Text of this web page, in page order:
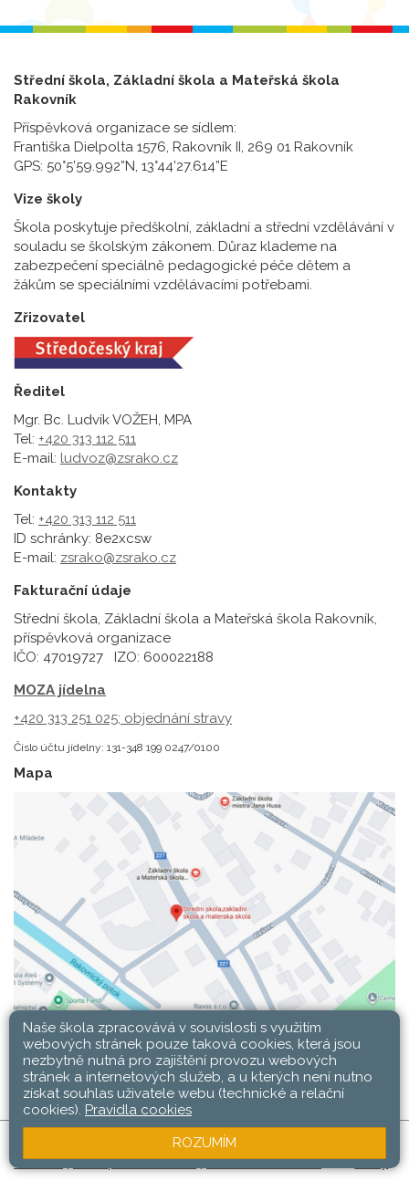
Střední škola, Základní škola a Mateřská škola
Rakovník
Příspěvková organizace se sídlem:
Františka Dielpolta 1576, Rakovník II, 269 01 Rakovník
GPS: 50°5’59.992”N, 13°44’27.614”E
Vize školy
Škola poskytuje předškolní, základní a střední vzdělávání v
souladu se školským zákonem. Důraz klademe na
zabezpečení speciálně pedagogické péče dětem a
žákům se speciálními vzdělávacími potřebami.
Zřizovatel
Ředitel
Mgr. Bc. Ludvík VOŽEH, MPA
Tel: +420 313 112 511
E-mail: ludvoz@zsrako.cz
Kontakty
Tel: +420 313 112 511
ID schránky: 8e2xcsw
E-mail: zsrako@zsrako.cz
Fakturační údaje
Střední škola, Základní škola a Mateřská škola Rakovník,
příspěvková organizace
IČO: 47019727 IZO: 600022188
MOZA jídelna
+420 313 251 025; objednání stravy
Číslo účtu jídelny: 131-348 199 0247/0100
Mapa
SŠ, ZŠ a MŠ Rakovník © 2026 |Mapa stránek
Přihlásit|Přístupnost stránek|Pravidla COOKIES
školy
Naše škola zpracovává v souvislosti s využitím
webových stránek pouze taková cookies, která jsou
nezbytně nutná pro zajištění provozu webových
stránek a internetových služeb, a u kterých není nutno
získat souhlas uživatele webu (technické a relační
cookies). Pravidla cookies
ROZUMÍM